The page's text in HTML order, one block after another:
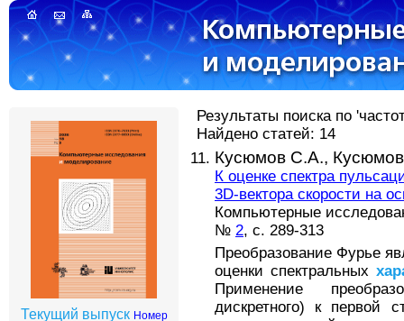
Текущий выпуск Номер
Результаты поиска по
Найдено статей: 14
Кусюмов С.А.,
К оценке спектра
3D-вектора скорости на
Компьютерные
№ 2, с. 289-313
Преобразование Фурье
оценки спектральных
Применение
дискретного) к первой